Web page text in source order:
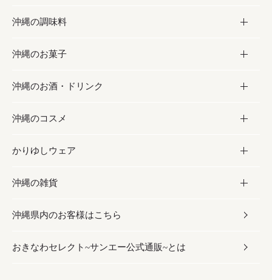
フルーツ・野菜
お肉
海産物
加工食品
缶詰／パウチ
沖縄料理
沖縄そば／乾麺
レトルト食品
乾物／粉類
沖縄の調味料
調味料
砂糖／黒砂糖
塩
お酢／ドレッシング
しょうゆ
みそ
だし／スパイス／島唐辛子
沖縄のお菓子
お菓子
黒糖
ちんすこう
伝統菓子
スナック
おつまみ
沖縄のお酒・ドリンク
お酒・ドリンク
泡盛
ビール・チューハイ
ワイン・ウィスキー・カクテル
ドリンク
沖縄のコスメ
コスメ
スキンケア
ボディケア
ヘアケア
かりゆしウェア
かりゆしウェア
メンズ
レディース
沖縄の雑貨
雑貨
沖縄ファッション
沖縄県内のお客様はこちら
おきなわセレクト~サンエー公式通販~とは